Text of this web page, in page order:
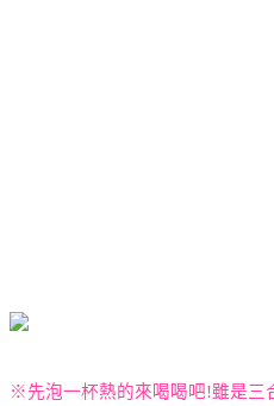
※先泡一杯熱的來喝喝吧!雖是三